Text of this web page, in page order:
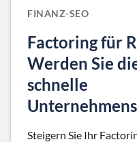
FINANZ-SEO
Factoring für
Werden Sie
schnelle
Steigern Sie Ihr